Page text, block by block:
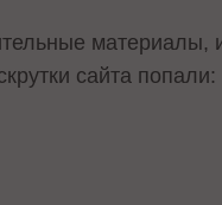
материалы,
сайта попали: